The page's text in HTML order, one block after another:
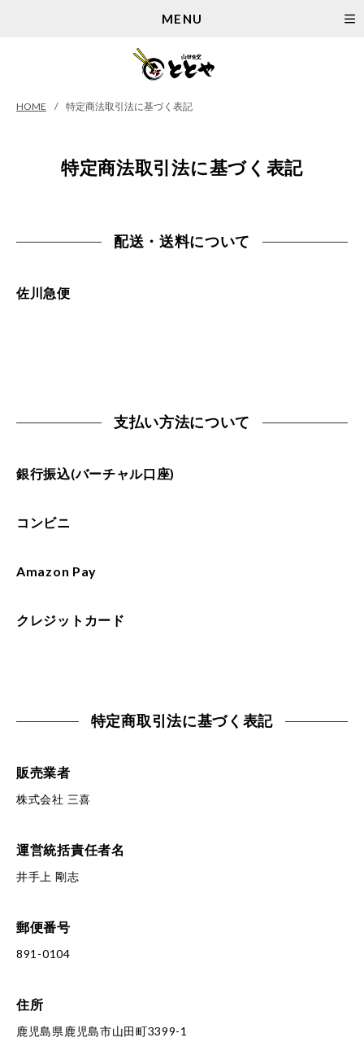
MENU
HOME 特定商法取引法に基づく表記
特定商法取引法に基づく表記
配送・送料について
佐川急便
支払い方法について
銀行振込(バーチャル口座)
コンビニ
Amazon Pay
クレジットカード
特定商取引法に基づく表記
販売業者
株式会社 三喜
運営統括責任者名
井手上 剛志
郵便番号
891-0104
住所
鹿児島県鹿児島市山田町3399-1